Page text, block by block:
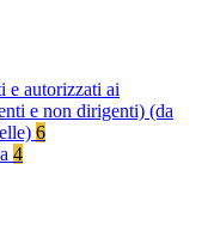
e autorizzati ai
e non dirigenti) (da
6
4